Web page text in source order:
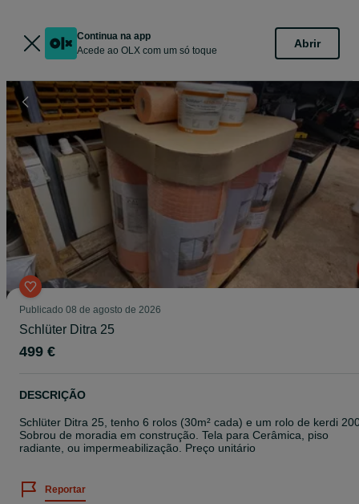
Continua na app
Acede ao OLX com um só toque
Abrir
Publicado 08 de agosto de 2026
Schlüter Ditra 25
499 €
DESCRIÇÃO
Schlüter Ditra 25, tenho 6 rolos (30m² cada) e um rolo de kerdi
Sobrou de moradia em construção. Tela para Cerâmica, piso
radiante, ou impermeabilização. Preço unitário
Reportar